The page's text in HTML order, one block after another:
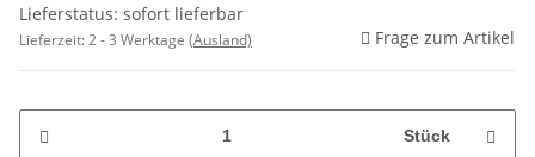
Lieferstatus: sofort lieferbar
Lieferzeit:2 - 3 Werktage (Ausland) Frage zum Artikel
Stück